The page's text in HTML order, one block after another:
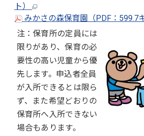
ト）
みかさの森保育園（PDF：599.7
注：保育所の定員には
限りがあり、保育の必
要性の高い児童から優
先します。申込者全員
が入所できるとは限ら
ず、また希望どおりの
保育所へ入所できない
場合もあります。